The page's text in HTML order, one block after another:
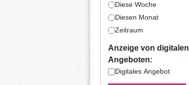
Diese Woche
Diesen Monat
Zeitraum
Anzeige von digitalen
Angeboten:
Digitales Angebot